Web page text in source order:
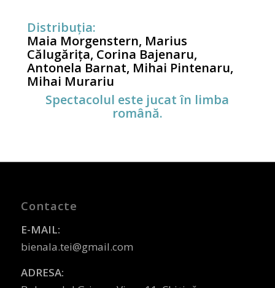
Distribuția:
Maia Morgenstern, Marius
Călugărița, Corina Bajenaru,
Antonela Barnat, Mihai Pintenaru,
Mihai Murariu
Spectacolul este jucat în limba
română.
Contacte
E-MAIL:
bienala.tei@gmail.com
ADRESA: